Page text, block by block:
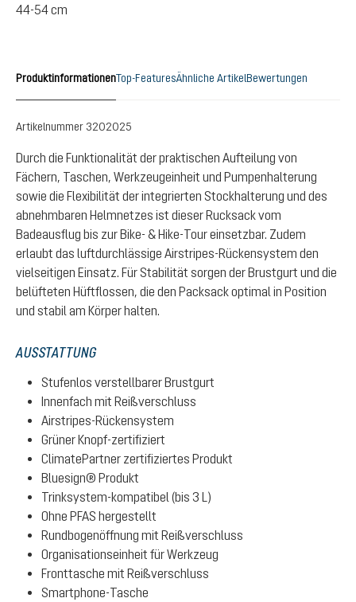
44-54 cm
ProduktinformationenTop-FeaturesÄhnliche ArtikelBewertungen
Artikelnummer 3202025
Durch die Funktionalität der praktischen Aufteilung von
Fächern, Taschen, Werkzeugeinheit und Pumpenhalterung
sowie die Flexibilität der integrierten Stockhalterung und des
abnehmbaren Helmnetzes ist dieser Rucksack vom
Badeausflug bis zur Bike- & Hike-Tour einsetzbar. Zudem
erlaubt das luftdurchlässige Airstripes-Rückensystem den
vielseitigen Einsatz. Für Stabilität sorgen der Brustgurt und die
belüfteten Hüftflossen, die den Packsack optimal in Position
und stabil am Körper halten.
AUSSTATTUNG
Stufenlos verstellbarer Brustgurt
Innenfach mit Reißverschluss
Airstripes-Rückensystem
Grüner Knopf-zertifiziert
ClimatePartner zertifiziertes Produkt
Bluesign® Produkt
Trinksystem-kompatibel (bis 3 L)
Ohne PFAS hergestellt
Rundbogenöffnung mit Reißverschluss
Organisationseinheit für Werkzeug
Fronttasche mit Reißverschluss
Smartphone-Tasche